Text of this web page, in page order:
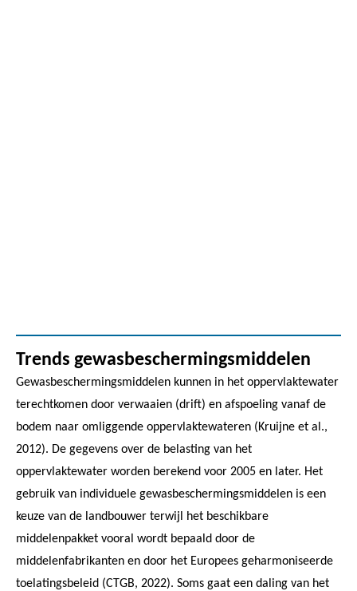
Trends gewasbeschermingsmiddelen
Gewasbeschermingsmiddelen kunnen in het oppervlaktewater
terechtkomen door verwaaien (drift) en afspoeling vanaf de
bodem naar omliggende oppervlaktewateren (Kruijne et al.,
2012). De gegevens over de belasting van het
oppervlaktewater worden berekend voor 2005 en later. Het
gebruik van individuele gewasbeschermingsmiddelen is een
keuze van de landbouwer terwijl het beschikbare
middelenpakket vooral wordt bepaald door de
middelenfabrikanten en door het Europees geharmoniseerde
toelatingsbeleid (CTGB, 2022). Soms gaat een daling van het